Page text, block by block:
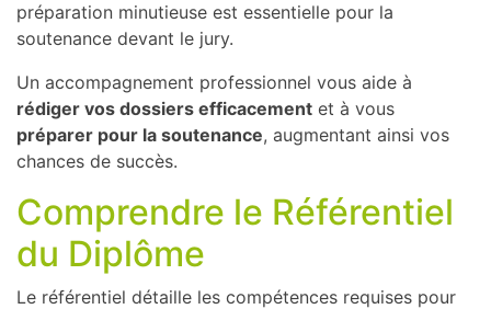
préparation minutieuse est essentielle pour la
soutenance devant le jury.
Un accompagnement professionnel vous aide à
rédiger vos dossiers efficacement et à vous
préparer pour la soutenance, augmentant ainsi vos
chances de succès.
Comprendre le Référentiel
du Diplôme
Le référentiel détaille les compétences requises pour